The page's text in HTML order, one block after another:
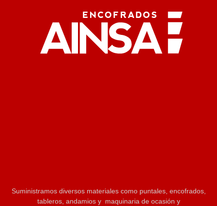
Suministramos diversos materiales como puntales, encofrados,
tableros, andamios y maquinaria de ocasión y